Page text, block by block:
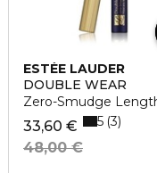
ESTÉE LAUDER
DOUBLE WEAR
Zero-Smudge
33,60 €
48,00 €
5 3